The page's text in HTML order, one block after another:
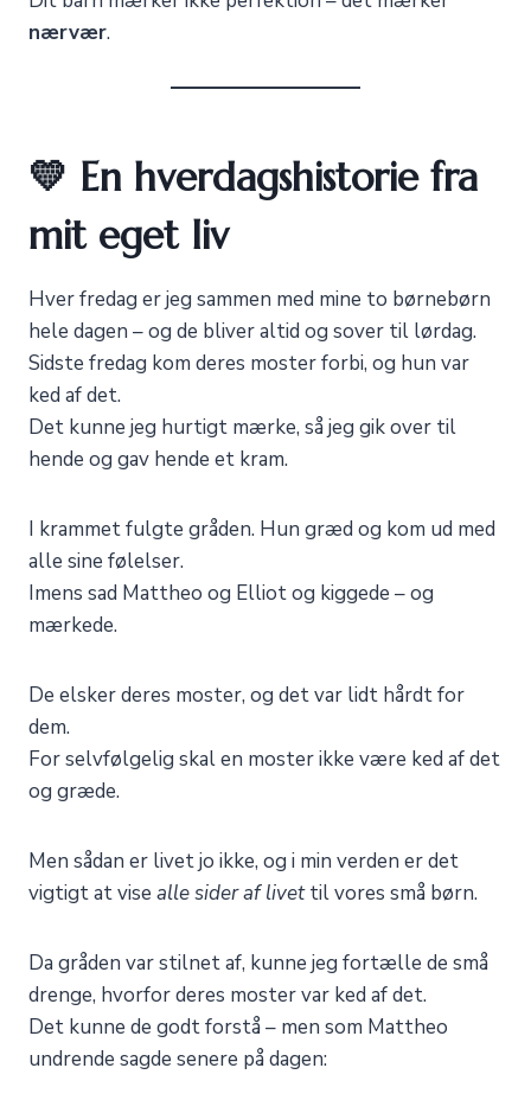
nærvær.
💛 En hverdagshistorie fra
mit eget liv
Hver fredag er jeg sammen med mine to børnebørn
hele dagen – og de bliver altid og sover til lørdag.
Sidste fredag kom deres moster forbi, og hun var
ked af det.
Det kunne jeg hurtigt mærke, så jeg gik over til
hende og gav hende et kram.
I krammet fulgte gråden. Hun græd og kom ud med
alle sine følelser.
Imens sad Mattheo og Elliot og kiggede – og
mærkede.
De elsker deres moster, og det var lidt hårdt for
dem.
For selvfølgelig skal en moster ikke være ked af det
og græde.
Men sådan er livet jo ikke, og i min verden er det
vigtigt at vise alle sider af livettil vores små børn.
Da gråden var stilnet af, kunne jeg fortælle de små
drenge, hvorfor deres moster var ked af det.
Det kunne de godt forstå – men som Mattheo
undrende sagde senere på dagen: